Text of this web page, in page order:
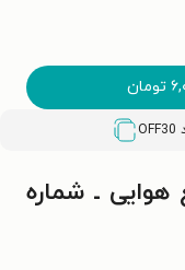
تومان
OFF30
ـ‌ شماره